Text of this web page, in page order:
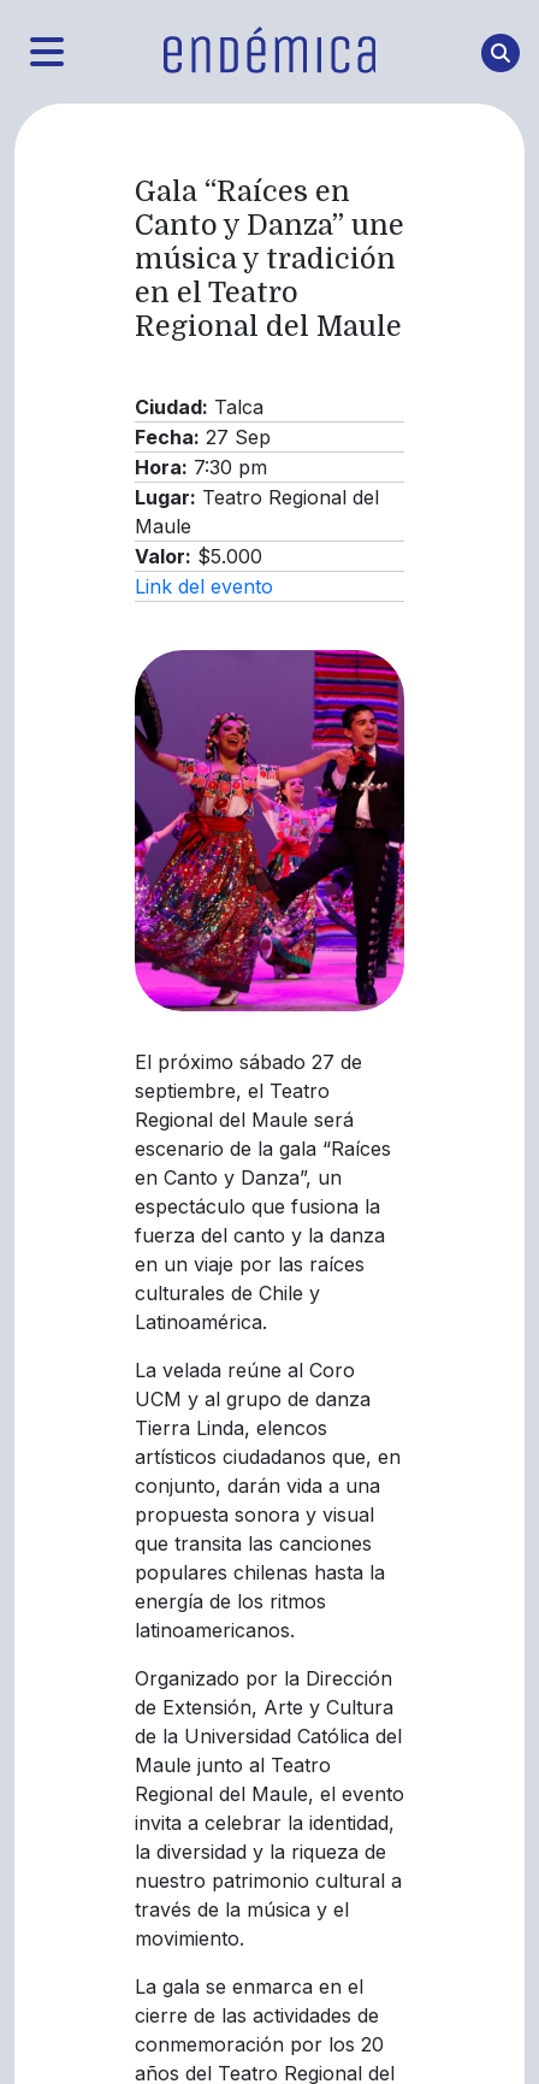
Gala “Raíces en
Canto y Danza” une
música y tradición
en el Teatro
Regional del Maule
Ciudad: Talca
Fecha: 27 Sep
Hora: 7:30 pm
Lugar: Teatro Regional del
Maule
Valor: $5.000
Link del evento
El próximo sábado 27 de
septiembre, el Teatro
Regional del Maule será
escenario de la gala “Raíces
en Canto y Danza”, un
espectáculo que fusiona la
fuerza del canto y la danza
en un viaje por las raíces
culturales de Chile y
Latinoamérica.
La velada reúne al Coro
UCM y al grupo de danza
Tierra Linda, elencos
artísticos ciudadanos que, en
conjunto, darán vida a una
propuesta sonora y visual
que transita las canciones
populares chilenas hasta la
energía de los ritmos
latinoamericanos.
Organizado por la Dirección
de Extensión, Arte y Cultura
de la Universidad Católica del
Maule junto al Teatro
Regional del Maule, el evento
invita a celebrar la identidad,
la diversidad y la riqueza de
nuestro patrimonio cultural a
través de la música y el
movimiento.
La gala se enmarca en el
cierre de las actividades de
conmemoración por los 20
años del Teatro Regional del